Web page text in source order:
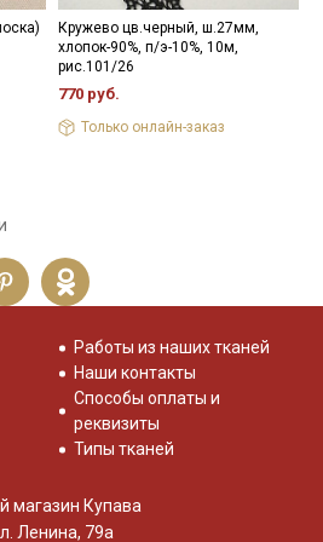
Кружево цв.черный, ш.27мм,
хлопок-90%, п/э-10%, 10м,
рис.101/26
770 руб.
Только онлайн-заказ
Работы из наших тканей
Наши контакты
Способы оплаты и
реквизиты
Типы тканей
магазин Купава
Ленина, 79а